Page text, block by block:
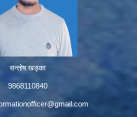
सन्तोष खड्का
9868110840